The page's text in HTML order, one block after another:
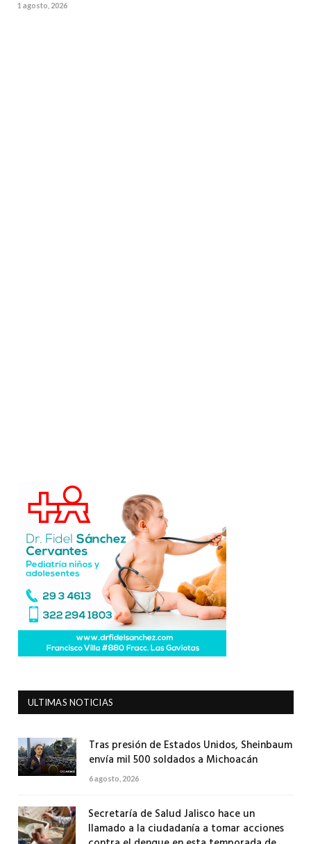
1 agosto, 2026
ULTIMAS NOTICIAS
Tras presión de Estados Unidos, Sheinbaum
envía mil 500 soldados a Michoacán
6 agosto, 2026
Secretaría de Salud Jalisco hace un
llamado a la ciudadanía a tomar acciones